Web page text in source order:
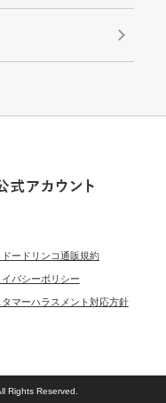
ドードリンコ通販規約
イバシーポリシー
タマーハラスメント対応方針
Rights Reserved.